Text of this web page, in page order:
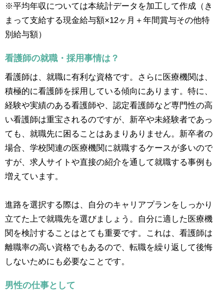
※平均年収については本統計データを加工して作成（き
まって支給する現金給与額×12ヶ月＋年間賞与その他特
別給与額）
看護師の就職・採用事情は？
看護師は、就職に有利な資格です。さらに医療機関は、
積極的に看護師を採用している傾向にあります。特に、
経験や実績のある看護師や、認定看護師など専門性の高
い看護師は重宝されるのですが、新卒や未経験者であっ
ても、就職先に困ることはあまりありません。新卒者の
場合、学校関連の医療機関に就職するケースが多いので
すが、求人サイトや直接の紹介を通して就職する事例も
増えています。
進路を選択する際は、自分のキャリアプランをしっかり
立てた上で就職先を選びましょう。自分に適した医療機
関を検討することはとても重要です。これは、看護師は
離職率の高い資格でもあるので、転職を繰り返して後悔
しないためにも必要なことです。
男性の仕事として